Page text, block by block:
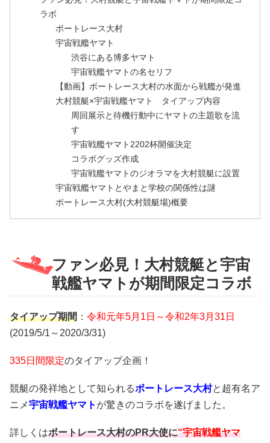
ラボ
ボートレース大村
宇宙戦艦ヤマト
渋谷にある博多ヤマト
宇宙戦艦ヤマトの名セリフ
【動画】ボートレース大村の水面から戦艦が発進
大村競艇×宇宙戦艦ヤマト タイアップ内容
周回展示と待機行動中にヤマトの主題歌を流
す
宇宙戦艦ヤマト2202杯開催決定
コラボグッズ作成
宇宙戦艦ヤマトのジオラマを大村競艇に設置
宇宙戦艦ヤマトとやまと学校の関係性は謎
ボートレース大村(大村競艇場)概要
ファン必見！大村競艇と宇宙
戦艦ヤマトが期間限定コラボ
タイアップ期間 ： 令和元年5月1日～令和2年3月31日
(2019/5/1～2020/3/31)
335日間限定のタイアップ企画！
競艇の発祥地として知られるボートレース大村と超有名ア
ニメ宇宙戦艦ヤマト が驚きのコラボを遂げました。
詳しくはボートレース大村のPR大使に“宇宙戦艦ヤマ